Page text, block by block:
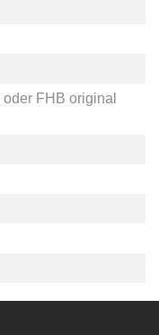
oder FHB original